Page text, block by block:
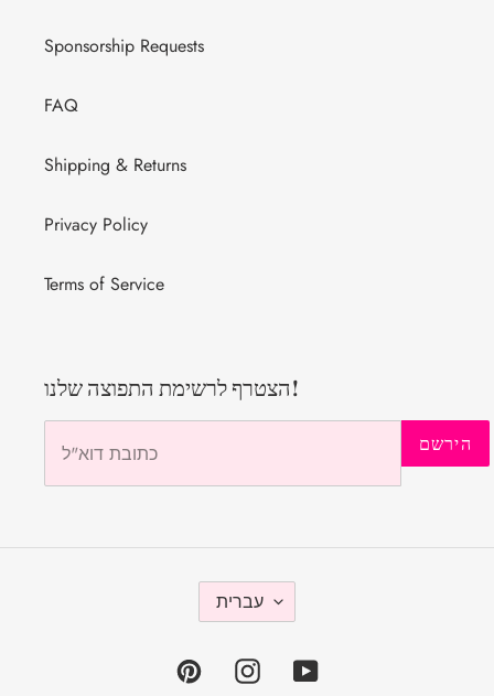
Sponsorship Requests
FAQ
Shipping & Returns
Privacy Policy
Terms of Service
הצטרף לרשימת התפוצה שלנו!
הירשם
ש
פ
ה
עברית
PinterestInstagramYouTube